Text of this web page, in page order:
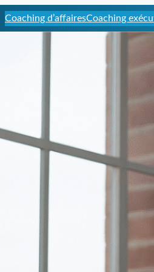
Coaching d’affairesCoaching